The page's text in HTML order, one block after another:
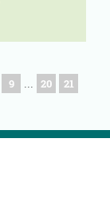
9 ... 20 21